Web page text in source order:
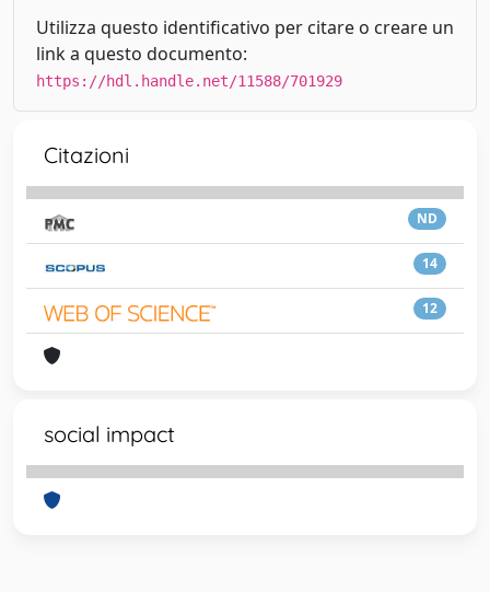
Utilizza questo identificativo per citare o creare un
link a questo documento:
https://hdl.handle.net/11588/701929
Citazioni
ND
14
12
social impact